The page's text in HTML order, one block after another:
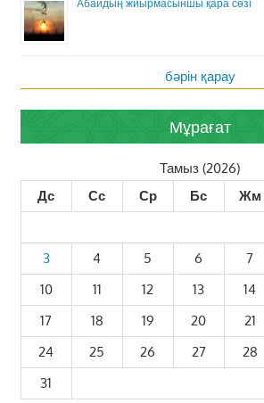
Абайдың жиырмасыншы қара сөзі
бәрін қарау
Мұрағат
Тамыз (2026)
Дс
Сс Ср Бс Жм
3
4 5 6 7
10
11 12 13 14
17
18 19 20 21
24
25 26 27 28
31